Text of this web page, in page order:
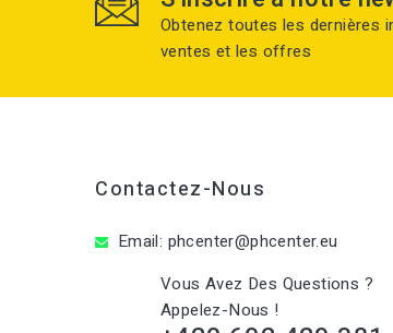
Obtenez toutes les dernières
ventes et les offres
Contactez-Nous
Email: phcenter@phcenter.eu
Vous Avez Des Questions ?
Appelez-Nous !